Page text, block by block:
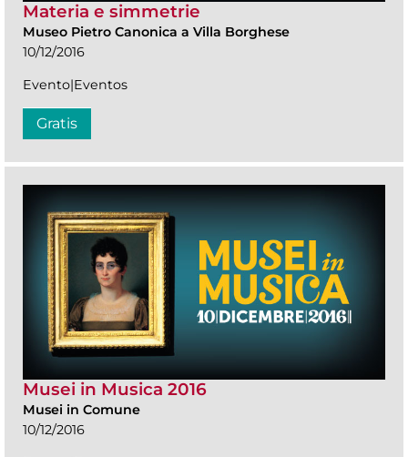
Materia e simmetrie
Museo Pietro Canonica a Villa Borghese
10/12/2016
Evento|Eventos
Gratis
Musei in Musica 2016
Musei in Comune
10/12/2016